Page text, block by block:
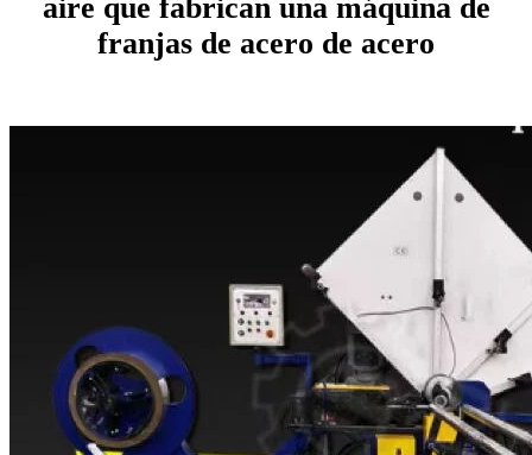
aire que fabrican una máquina de
franjas de acero de acero